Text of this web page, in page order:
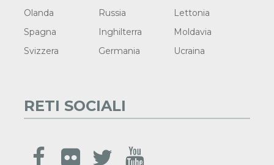
Olanda
Russia
Lettonia
Spagna
Inghilterra
Moldavia
Svizzera
Germania Ucraina
RETI SOCIALI